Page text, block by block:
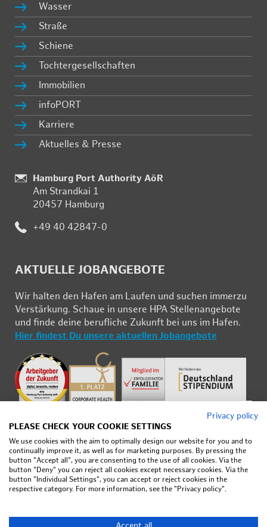
Was­ser
Stra­ße
Schie­ne
Toch­ter­ge­sell­schaf­ten
Im­mo­bi­li­en
in­fo­PORT
Kar­rie­re
Ak­tu­el­les & Pres­se
:
Hamburg Port Authority AöR
Am Strand­kai 1
20457 Ham­burg
: +49 40 42847-0
AK­TU­EL­LE JOB­AN­GE­BO­TE
Wir hal­ten den Ha­fen am Lau­fen und su­chen im­mer­zu
Ver­stär­kung. Schau­e in un­se­re HPA Stel­len­an­ge­bo­te
und fin­de deine be­ruf­li­che Zu­kunft bei uns im Ha­fen.
Hier fin­dest Du un­se­re ak­tu­el­len Job­an­ge­bo­te
Im­pres­sum
Da­ten­schutz
Ne­ti­quet­te
Privacy policy
PLEASE CHECK YOUR COOKIE SETTINGS
We use cookies with the aim to optimally design our website for you and to
continually improve it, as well as for marketing purposes. By pressing the
button "Accept all", you are consenting to the use of all cookies. Via the
button "Deny" you can reject all cookies except necessary cookies. Via the
button "Individual Settings", you can accept or reject cookies in the
respective category. For more information, see the "Privacy policy".